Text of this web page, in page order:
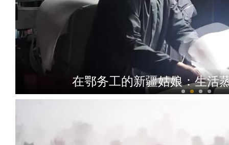
博乐城市形象宣传片《灵